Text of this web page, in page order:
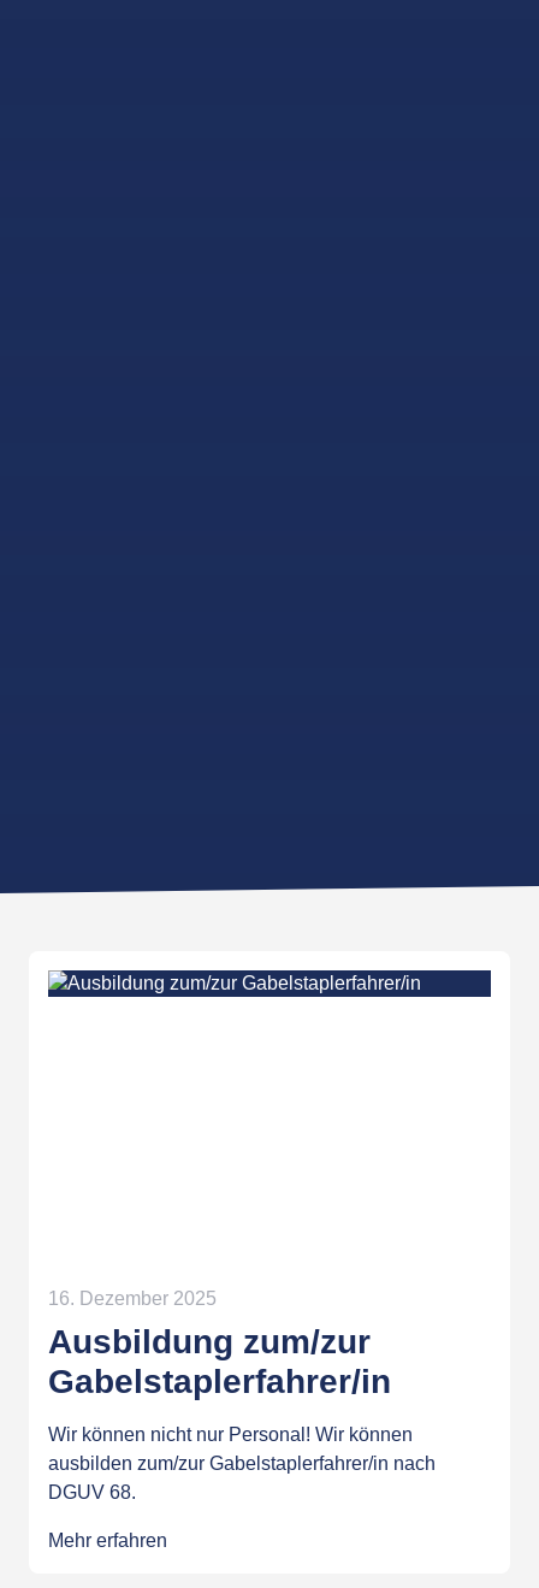
16. Dezember 2025
Ausbildung zum/zur
Gabelstaplerfahrer/in
Wir können nicht nur Personal! Wir können
ausbilden zum/zur Gabelstaplerfahrer/in nach
DGUV 68.
Mehr erfahren